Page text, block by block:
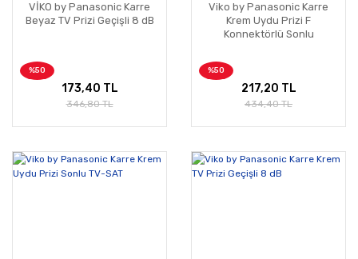
VİKO by Panasonic Karre
Beyaz TV Prizi Geçişli 8 dB
%50
173,40 TL
346,80 TL
Viko by Panasonic Karre
Krem Uydu Prizi F
Konnektörlü Sonlu
%50
217,20 TL
434,40 TL